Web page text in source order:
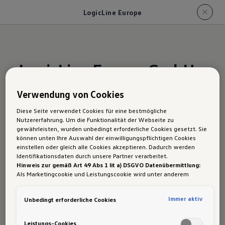
LogicLine Europe
LogicLine Europe GmbH
Gewerbestraße 1
7343 Neutal
Telefon:
+43 5 0170
Internet:www.logicline.eu
E-Mail:office@logicline.eu
Transport-Boxen, Lastenträger und
Verwendung von Cookies
Diese Seite verwendet Cookies für eine bestmögliche
Nutzererfahrung. Um die Funktionalität der Webseite zu
gewährleisten, wurden unbedingt erforderliche Cookies gesetzt. Sie
können unten Ihre Auswahl der einwilligungspflichtigen Cookies
einstellen oder gleich alle Cookies akzeptieren. Dadurch werden
Identifikationsdaten durch unsere Partner verarbeitet.
Hinweis zur gemäß Art 49 Abs 1 lit a) DSGVO Datenübermittlung:
Als Marketingcookie und Leistungscookie wird unter anderem
Daten in die USA (insbesondere dort an die Google LLC) weitergibt.
Unbedingt erforderliche Cookies Immer aktiv
Leistungs-Cookies